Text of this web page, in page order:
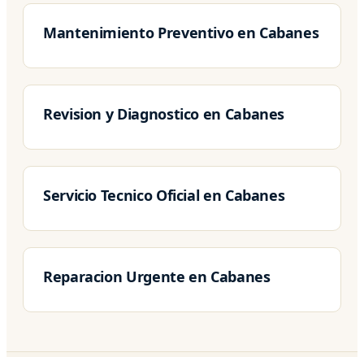
Mantenimiento Preventivo en Cabanes
Revision y Diagnostico en Cabanes
Servicio Tecnico Oficial en Cabanes
Reparacion Urgente en Cabanes